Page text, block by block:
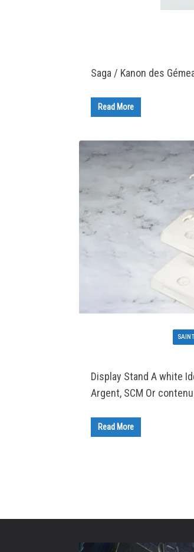
Saga / Kanon des
Read More
Display Stand A white
Argent, SCM Or
Read More